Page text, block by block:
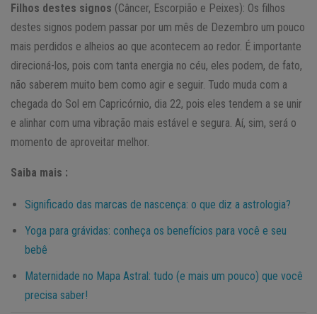
Filhos destes signos (Câncer, Escorpião e Peixes): Os filhos
destes signos podem passar por um mês de Dezembro um pouco
mais perdidos e alheios ao que acontecem ao redor. É importante
direcioná-los, pois com tanta energia no céu, eles podem, de fato,
não saberem muito bem como agir e seguir. Tudo muda com a
chegada do Sol em Capricórnio, dia 22, pois eles tendem a se unir
e alinhar com uma vibração mais estável e segura. Aí, sim, será o
momento de aproveitar melhor.
Saiba mais :
Significado das marcas de nascença: o que diz a astrologia?
Yoga para grávidas: conheça os benefícios para você e seu
bebê
Maternidade no Mapa Astral: tudo (e mais um pouco) que você
precisa saber!